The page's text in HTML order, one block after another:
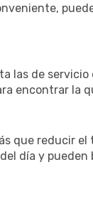
las de
encontrar la
que reducir
día y